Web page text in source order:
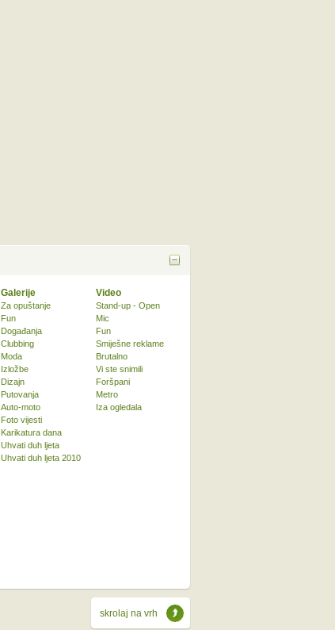
Galerije
Za opuštanje
Fun
Događanja
Clubbing
Moda
Izložbe
Dizajn
Putovanja
Auto-moto
Foto vijesti
Karikatura dana
Uhvati duh ljeta
Uhvati duh ljeta 2010
Video
Stand-up - Open
Mic
Fun
Smiješne reklame
Brutalno
Vi ste snimili
Foršpani
Metro
Iza ogledala
skrolaj na vrh